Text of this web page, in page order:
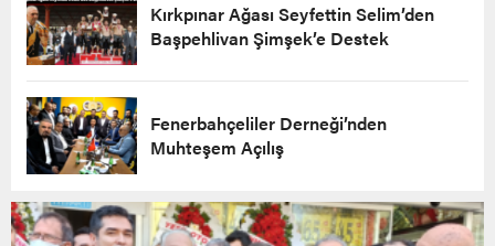
Kırkpınar Ağası Seyfettin Selim’den
Başpehlivan Şimşek’e Destek
Fenerbahçeliler Derneği’nden
Muhteşem Açılış